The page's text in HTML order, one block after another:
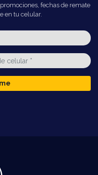
fechas de remate
en tu celular.